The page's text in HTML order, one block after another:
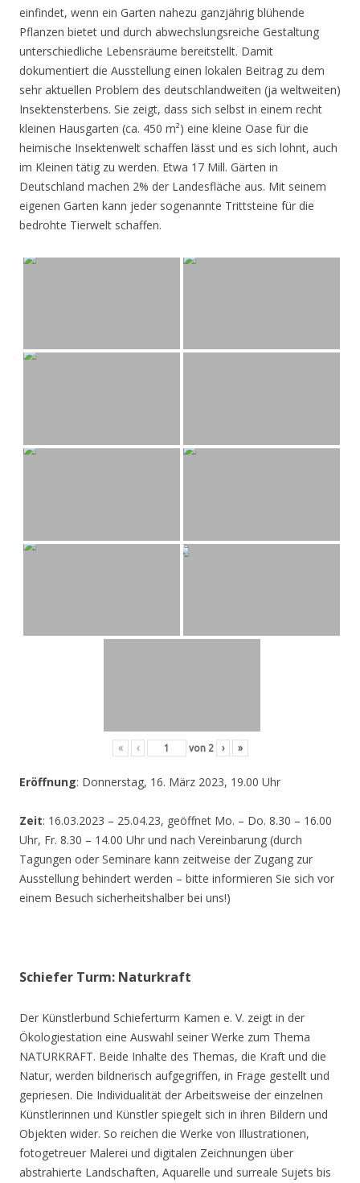
einfindet, wenn ein Garten nahezu ganzjährig blühende
Pflanzen bietet und durch abwechslungsreiche Gestaltung
unterschiedliche Lebensräume bereitstellt. Damit
dokumentiert die Ausstellung einen lokalen Beitrag zu dem
sehr aktuellen Problem des deutschlandweiten (ja weltweiten)
Insektensterbens. Sie zeigt, dass sich selbst in einem recht
kleinen Hausgarten (ca. 450 m²) eine kleine Oase für die
heimische Insektenwelt schaffen lässt und es sich lohnt, auch
im Kleinen tätig zu werden. Etwa 17 Mill. Gärten in
Deutschland machen 2% der Landesfläche aus. Mit seinem
eigenen Garten kann jeder sogenannte Trittsteine für die
bedrohte Tierwelt schaffen.
« ‹ von 2 › »
Eröffnung: Donnerstag, 16. März 2023, 19.00 Uhr
Zeit: 16.03.2023 – 25.04.23, geöffnet Mo. – Do. 8.30 – 16.00
Uhr, Fr. 8.30 – 14.00 Uhr und nach Vereinbarung (durch
Tagungen oder Seminare kann zeitweise der Zugang zur
Ausstellung behindert werden – bitte informieren Sie sich vor
einem Besuch sicherheitshalber bei uns!)
Schiefer Turm: Naturkraft
Der Künstlerbund Schieferturm Kamen e. V. zeigt in der
Ökologiestation eine Auswahl seiner Werke zum Thema
NATURKRAFT. Beide Inhalte des Themas, die Kraft und die
Natur, werden bildnerisch aufgegriffen, in Frage gestellt und
gepriesen. Die Individualität der Arbeitsweise der einzelnen
Künstlerinnen und Künstler spiegelt sich in ihren Bildern und
Objekten wider. So reichen die Werke von Illustrationen,
fotogetreuer Malerei und digitalen Zeichnungen über
abstrahierte Landschaften, Aquarelle und surreale Sujets bis